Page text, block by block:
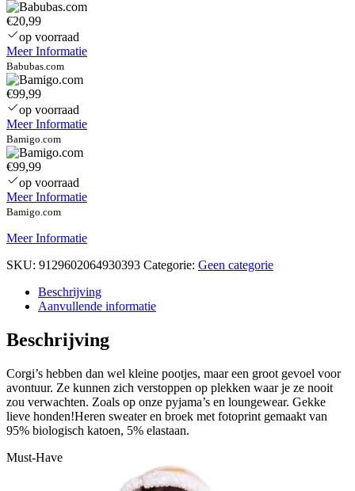
€20,99
op voorraad
Meer Informatie
Babubas.com
€99,99
op voorraad
Meer Informatie
Bamigo.com
€99,99
op voorraad
Meer Informatie
Bamigo.com
Meer Informatie
SKU: 9129602064930393 Categorie: Geen categorie
Beschrijving
Aanvullende informatie
Beschrijving
Corgi’s hebben dan wel kleine pootjes, maar een groot gevoel voor
avontuur. Ze kunnen zich verstoppen op plekken waar je ze nooit
zou verwachten. Zoals op onze pyjama’s en loungewear. Gekke
lieve honden!Heren sweater en broek met fotoprint gemaakt van
95% biologisch katoen, 5% elastaan.
Must-Have